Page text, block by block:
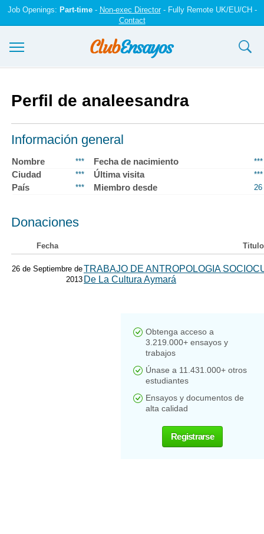
Job Openings: Part-time- Non-exec Director- Fully Remote UK/EU/CH -
Contact
Registrarse
Iniciar sesión
Contáctenos
Perfil de analeesandra
Información general
Nombre *** Fecha de nacimiento ***
Ciudad *** Última visita ***
País *** Miembro desde 26
Donaciones
Fecha Titulo
26 de Septiembre de
2013
TRABAJO DE ANTROPOLOGIA
De La Cultura Aymará
Obtenga acceso a
3.219.000+ ensayos y
trabajos
Únase a 11.431.000+ otros
estudiantes
Ensayos y documentos de
alta calidad
Registrarse